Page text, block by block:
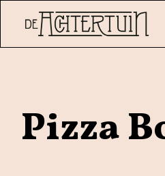
Skip
content
Pizza